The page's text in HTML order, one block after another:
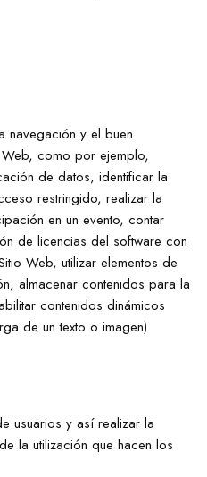
navegación y el buen
Web, como por ejemplo,
de datos, identificar la
restringido, realizar la
en un evento, contar
de licencias del software con
Web, utilizar elementos de
almacenar contenidos para la
contenidos dinámicos
de un texto o imagen).
usuarios y así realizar la
la utilización que hacen los